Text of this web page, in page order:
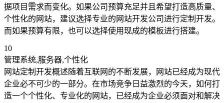
据项目需求而变化。如果公司预算充足并且希望打造高质量、
个性化的网站，建议选择专业的网站开发公司进行定制开发。
而如果预算有限，也可以选择使用现成的模板进行搭建。
10
管理系统,服务器,个性化
网站定制开发概述随着互联网的不断发展，网站已经成为现代
企业必不可少的一部分。在市场竞争日益激烈的今天，如何打
造一个个性化、专业化的网站，已经成为企业必须面对和解决